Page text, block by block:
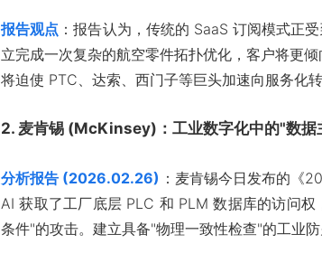
报告观点 ：报告认为，传统的 SaaS 订阅模式正
立完成一次复杂的航空零件拓扑优化，客户将更
将迫使 PTC、达索、西门子等巨头加速向服务化转
2. 麦肯锡 (McKinsey)：工业数字化中的"数据
分析报告 (2026.02.26) ：麦肯锡今日发布的《
AI 获取了工厂底层 PLC 和 PLM 数据库的访问
条件"的攻击。建立具备"物理一致性检查"的工业